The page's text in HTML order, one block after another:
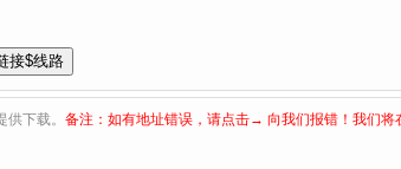
下载。 备注：如有地址错误，请点击→ 向我们报错！我们将